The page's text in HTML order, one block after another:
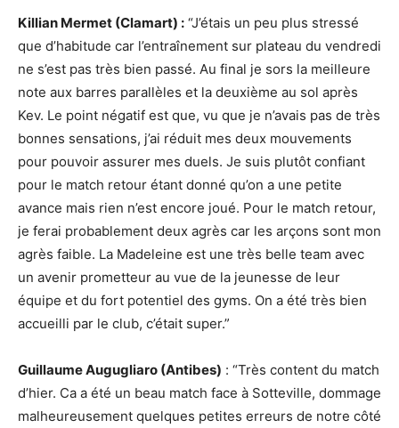
Killian Mermet (Clamart) : “J’étais un peu plus stressé
que d’habitude car l’entraînement sur plateau du vendredi
ne s’est pas très bien passé. Au final je sors la meilleure
note aux barres parallèles et la deuxième au sol après
Kev. Le point négatif est que, vu que je n’avais pas de très
bonnes sensations, j’ai réduit mes deux mouvements
pour pouvoir assurer mes duels. Je suis plutôt confiant
pour le match retour étant donné qu’on a une petite
avance mais rien n’est encore joué. Pour le match retour,
je ferai probablement deux agrès car les arçons sont mon
agrès faible. La Madeleine est une très belle team avec
un avenir prometteur au vue de la jeunesse de leur
équipe et du fort potentiel des gyms. On a été très bien
accueilli par le club, c’était super.”
Guillaume Augugliaro (Antibes) : “Très content du match
d’hier. Ca a été un beau match face à Sotteville, dommage
malheureusement quelques petites erreurs de notre côté